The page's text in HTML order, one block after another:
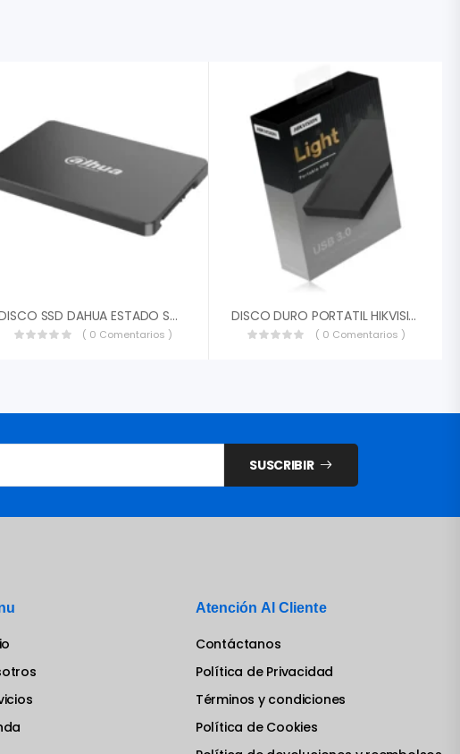
DISCO SSD DAHUA ESTADO SOLIDO SSD 500GB SATA III C800A DHI-SSDC800AS500G
( 0 Comentarios )
DISCO DURO PORTATIL HIKVISION 2TB HS-EHDD-T30 USB 3.0 MICRO B HS-EHDD-T30-2TB
( 0 Comentarios )
SUSCRIBIR
Atención Al Cliente
Contáctanos
Política de Privacidad
Términos y condiciones
Política de Cookies